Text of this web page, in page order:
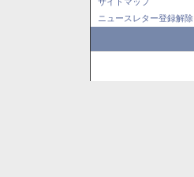
ニュースレター登録解除